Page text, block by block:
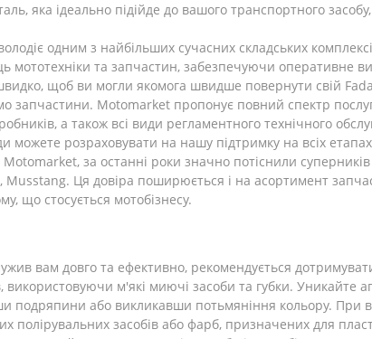
яка ідеально підійде до вашого транспортного
одним з найбільших сучасних складських
мототехніки та запчастин, забезпечуючи оперативне
щоб ви могли якомога швидше повернути свій
запчастини. Motomarket пропонує повний спектр
а також всі види регламентного технічного
розраховувати на нашу підтримку на всіх
за останні роки значно потіснили
Musstang. Ця довіра поширюється і на асортимент
що стосується мотобізнесу.
вам довго та ефективно, рекомендується
м'які миючі засоби та губки. Уникайте
або викликавши потьмяніння кольору. При
полірувальних засобів або фарб, призначених для